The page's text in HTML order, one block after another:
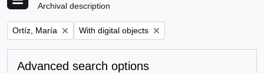
Archival description
Remove filter:
Ortíz, María Remove filter:
With digital objects
Advanced search options